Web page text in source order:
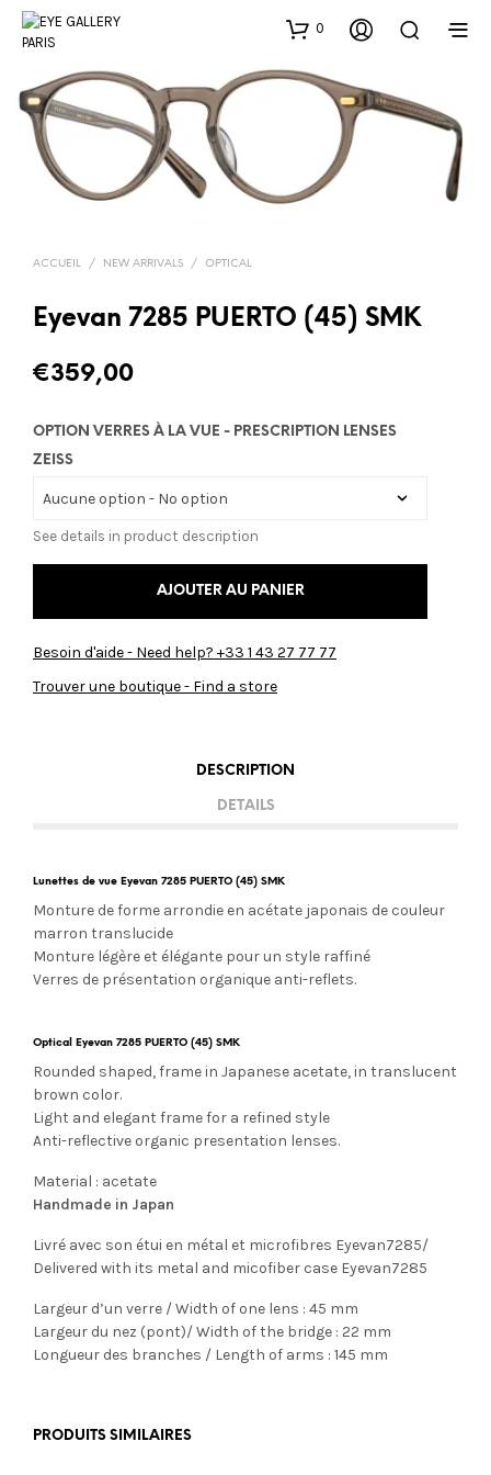
0
ACCUEIL / NEW ARRIVALS / OPTICAL
Eyevan 7285 PUERTO (45) SMK
€359,00
OPTION VERRES À LA VUE - PRESCRIPTION LENSES
ZEISS
See details in product description
AJOUTER AU PANIER
Besoin d'aide - Need help? +33 1 43 27 77 77
Trouver une boutique - Find a store
DESCRIPTION
DETAILS
Lunettes de vue Eyevan 7285 PUERTO (45) SMK
Monture de forme arrondie en acétate japonais de couleur
marron translucide
Monture légère et élégante pour un style raffiné
Verres de présentation organique anti-reflets.
Optical Eyevan 7285 PUERTO (45) SMK
Rounded shaped, frame in Japanese acetate, in translucent
brown color.
Light and elegant frame for a refined style
Anti-reflective organic presentation lenses.
Material : acetate
Handmade in Japan
Livré avec son étui en métal et microfibres Eyevan7285/
Delivered with its metal and micofiber case Eyevan7285
Largeur d’un verre / Width of one lens : 45 mm
Largeur du nez (pont)/ Width of the bridge : 22 mm
Longueur des branches / Length of arms : 145 mm
PRODUITS SIMILAIRES